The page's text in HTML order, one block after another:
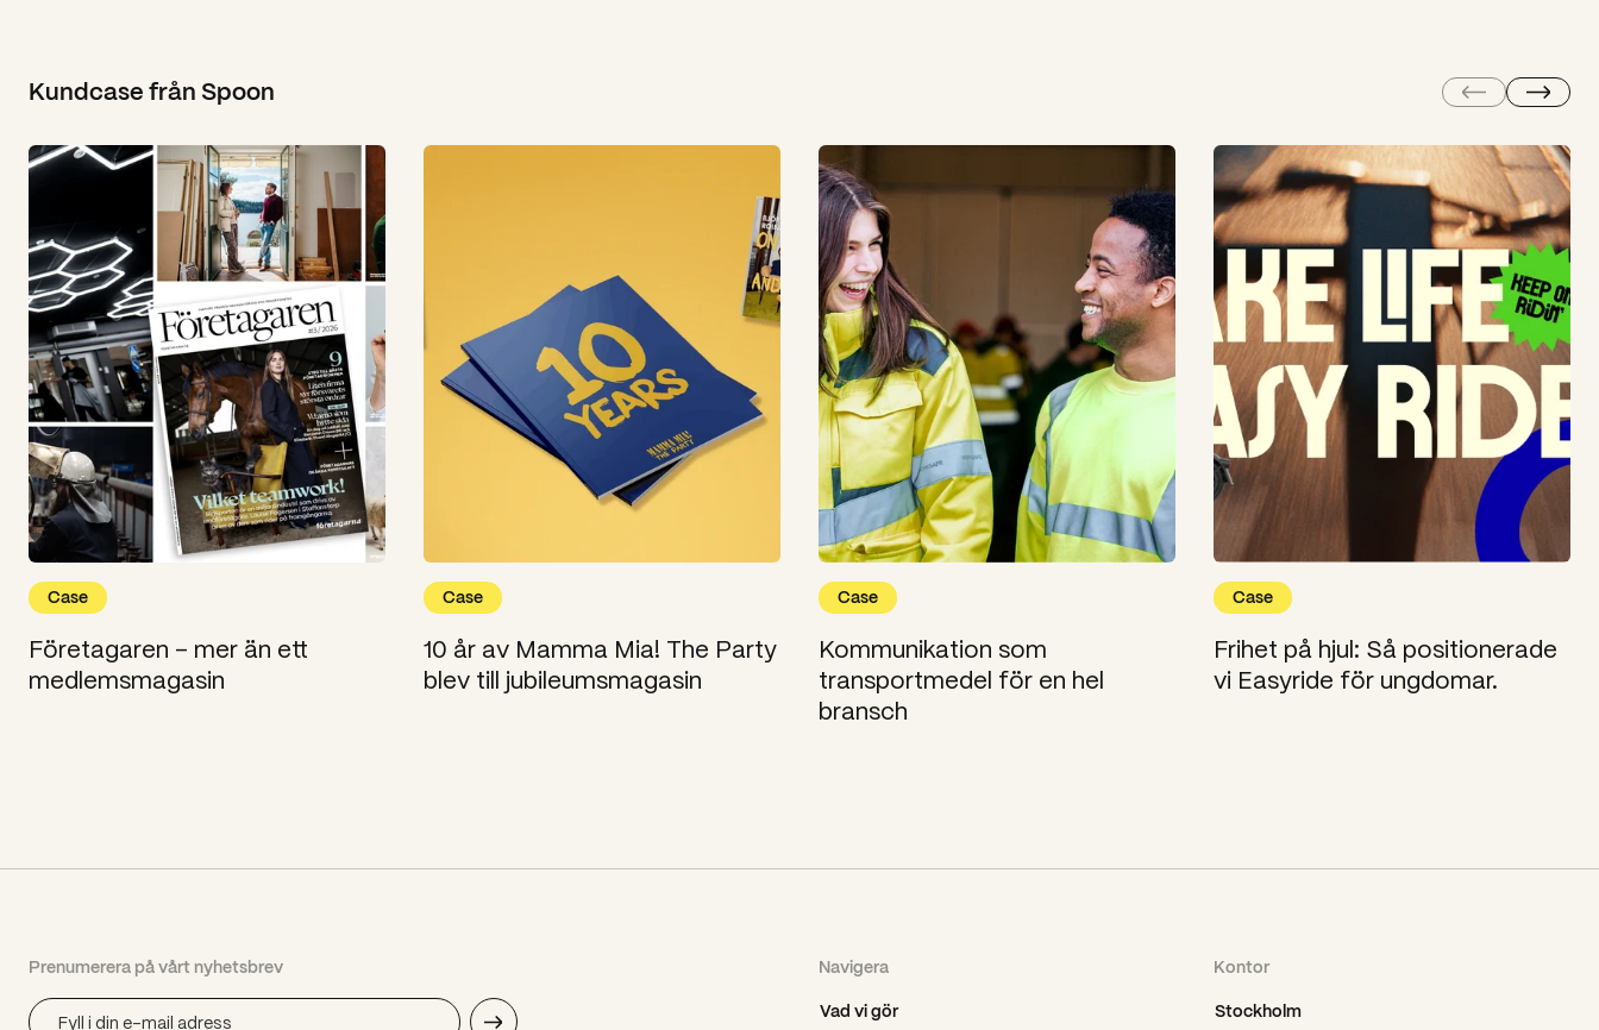
Kundcase från Spoon
Case
Företagaren – mer än ett
medlemsmagasin
Case
10 år av Mamma Mia! The Party
blev till jubileumsmagasin
Case
Kommunikation som
transportmedel för en hel
bransch
Case
Frihet på hjul: Så positionerade
vi Easyride för ungdomar.
Prenumerera på vårt nyhetsbrev Navigera
Vad vi gör
Kontor
Stockholm